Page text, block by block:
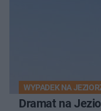
WYPADEK NA
Dramat na